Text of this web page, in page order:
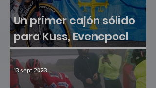
Un primer cajón sólido
para Kuss, Evenepoel
sumó otra victoria
13 sept 2023